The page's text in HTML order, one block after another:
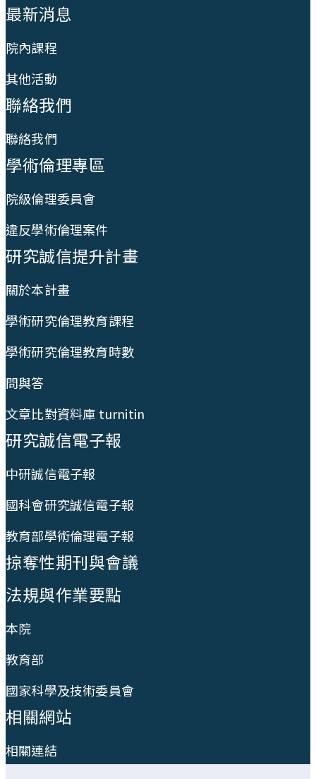
最新消息
院內課程
其他活動
聯絡我們
聯絡我們
學術倫理專區
院級倫理委員會
違反學術倫理案件
研究誠信提升計畫
關於本計畫
學術研究倫理教育課程
學術研究倫理教育時數
問與答
文章比對資料庫 turnitin
研究誠信電子報
中研誠信電子報
國科會研究誠信電子報
教育部學術倫理電子報
掠奪性期刊與會議
法規與作業要點
本院
教育部
國家科學及技術委員會
相關網站
相關連結